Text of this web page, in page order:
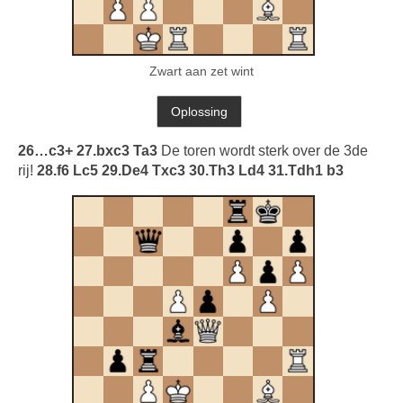
Zwart aan zet wint
26…c3+ 27.bxc3 Ta3 De toren wordt sterk over de 3de
rij! 28.f6 Lc5 29.De4 Txc3 30.Th3 Ld4 31.Tdh1 b3